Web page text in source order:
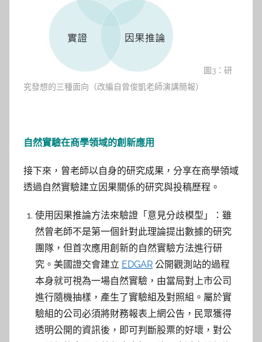
圖3：研
究發想的三種面向（改編自曾俊凱老師演講簡報）
自然實驗在商學領域的創新應用
接下來，曾老師以自身的研究成果，分享在商學領域
透過自然實驗建立因果關係的研究與投稿歷程。
使用因果推論方法來驗證「意見分歧模型」：雖
然曾老師不是第一個針對此理論提出數據的研究
團隊，但首次應用創新的自然實驗方法進行研
究。美國證交會建立 EDGAR 公開觀測站的過程
本身就可視為一場自然實驗，由當局對上市公司
進行隨機抽樣，產生了實驗組及對照組。屬於實
驗組的公司必須將財務報表上網公告，民眾獲得
透明公開的資訊後，即可判斷股票的好壞，對公